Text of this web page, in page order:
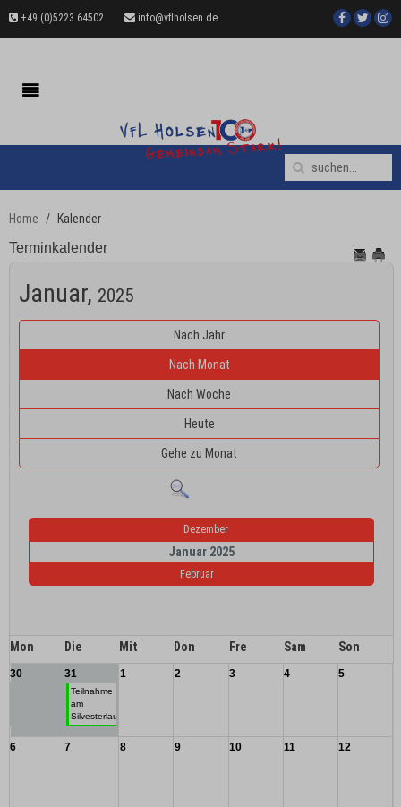
+49 (0)5223 64502 info@vflholsen.de
Home Kalender
Terminkalender
Januar, 2025
Nach Jahr
Nach Monat
Nach Woche
Heute
Gehe zu Monat
Dezember
Januar 2025
Februar
Mon Die Mit Don Fre Sam Son
30 31 1 2 3 4 5
Teilnahme
am
Silvesterlauf
6 7 8 9 10 11 12